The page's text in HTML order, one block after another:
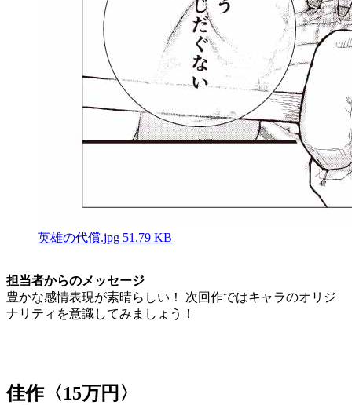
英雄の代償.jpg 51.79 KB
担当者からのメッセージ
豊かな感情表現が素晴らしい！ 次回作ではキャラのオリジ
ナリティを意識してみましょう！
佳作〈15万円〉